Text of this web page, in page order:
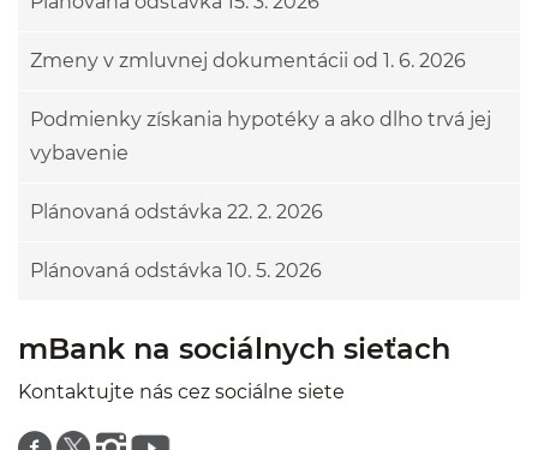
Zmeny v zmluvnej dokumentácii od 1. 6. 2026
Podmienky získania hypotéky a ako dlho trvá jej
vybavenie
Plánovaná odstávka 22. 2. 2026
Plánovaná odstávka 10. 5. 2026
mBank na sociálnych sieťach
Kontaktujte nás cez sociálne siete
Znajdź nas na facebooku
Znajdź nas na twitterze
Znajdź nas na instagramie
Znajdź nas na youtube